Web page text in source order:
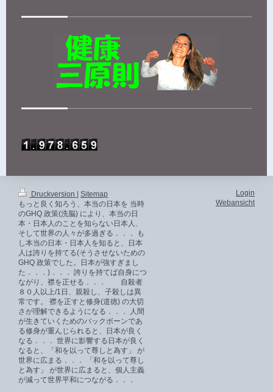
Druckversion
Sitemap
もっと良く知ろう、本当の日本を 当時
のGHQ 政策(洗脳) により、本当の日
本・日本人のことを知らない日本人、
そして世界の人々が多過ぎる．．． も
し本当の日本・日本人を知ると、日本
人は誇りを持てる(そうさせないための
GHQ 政策でした。日本が強すぎまし
た．．．)．．． 誇りを持てば自身につ
ながり、襟を正せる．．． 自殺者
８０人以上/1日、親殺し、子殺しは異
常です。 襟を正すと修身(道徳) の大切
さが理解できるようになる．．． 人間
が生きていくためのバックボーンであ
る修身が重んじられると、日本が良く
なる．．． 世界に影響する日本が良く
なると、「和を以って尊しと為す」 が
世界に広まる．．． 「和を以って尊し
と為す」 が世界に広まると、個人主義
が減って世界平和につながる．．．
Login
Webansicht